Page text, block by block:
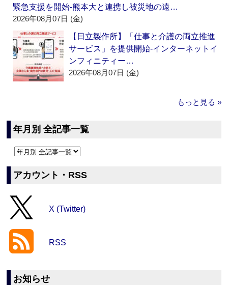
緊急支援を開始‐熊本大と連携し被災地の遠…
2026年08月07日 (金)
【日立製作所】「仕事と介護の両立推進
サービス」を提供開始‐インターネットイ
ンフィニティー…
2026年08月07日 (金)
もっと見る »
年月別 全記事一覧
アカウント・RSS
X (Twitter)
RSS
お知らせ